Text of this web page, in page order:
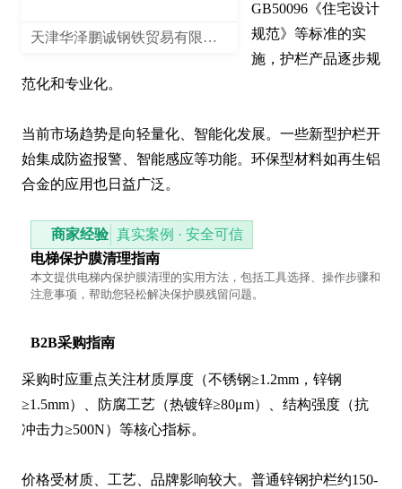
天津华泽鹏诚钢铁贸易有限公司
GB50096《住宅设计
规范》等标准的实
施，护栏产品逐步规
范化和专业化。
当前市场趋势是向轻量化、智能化发展。一些新型护栏开
始集成防盗报警、智能感应等功能。环保型材料如再生铝
合金的应用也日益广泛。
商家经验 真实案例 · 安全可信
电梯保护膜清理指南
本文提供电梯内保护膜清理的实用方法，包括工具选择、操作步骤和
注意事项，帮助您轻松解决保护膜残留问题。
B2B采购指南
采购时应重点关注材质厚度（不锈钢≥1.2mm，锌钢
≥1.5mm）、防腐工艺（热镀锌≥80μm）、结构强度（抗
冲击力≥500N）等核心指标。
价格受材质、工艺、品牌影响较大。普通锌钢护栏约150-